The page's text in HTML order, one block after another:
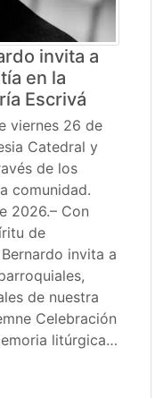
invita a
en la
Escrivá
viernes 26 de
Catedral y
de los
comunidad.
2026.– Con
de
invita a
de nuestra
Celebración
litúrgica…